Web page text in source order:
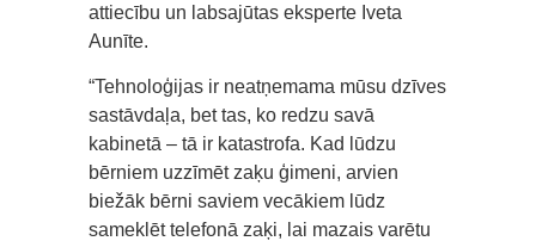
attiecību un labsajūtas eksperte Iveta
Aunīte.
“Tehnoloģijas ir neatņemama mūsu dzīves
sastāvdaļa, bet tas, ko redzu savā
kabinetā – tā ir katastrofa. Kad lūdzu
bērniem uzzīmēt zaķu ģimeni, arvien
biežāk bērni saviem vecākiem lūdz
sameklēt telefonā zaķi, lai mazais varētu